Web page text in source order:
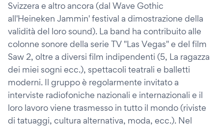
Svizzera e altro ancora (dal Wave Gothic
all'Heineken Jammin' festival a dimostrazione della
validità del loro sound). La band ha contribuito alle
colonne sonore della serie TV "Las Vegas" e del film
Saw 2, oltre a diversi film indipendenti (5, La ragazza
dei miei sogni ecc.), spettacoli teatrali e balletti
moderni. Il gruppo è regolarmente invitato a
interviste radiofoniche nazionali e internazionali e il
loro lavoro viene trasmesso in tutto il mondo (riviste
di tatuaggi, cultura alternativa, moda, ecc.). Nel